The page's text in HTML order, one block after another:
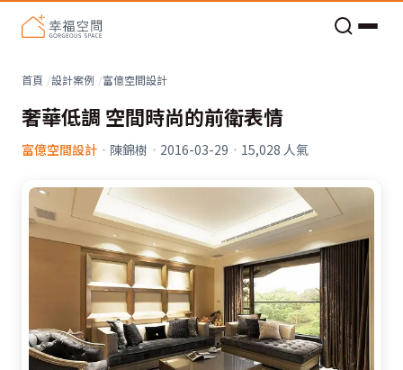
首頁 設計案例 富億空間設計
奢華低調 空間時尚的前衛表情
富億空間設計 · 陳錦樹 · 2016-03-29 · 15,028 人氣